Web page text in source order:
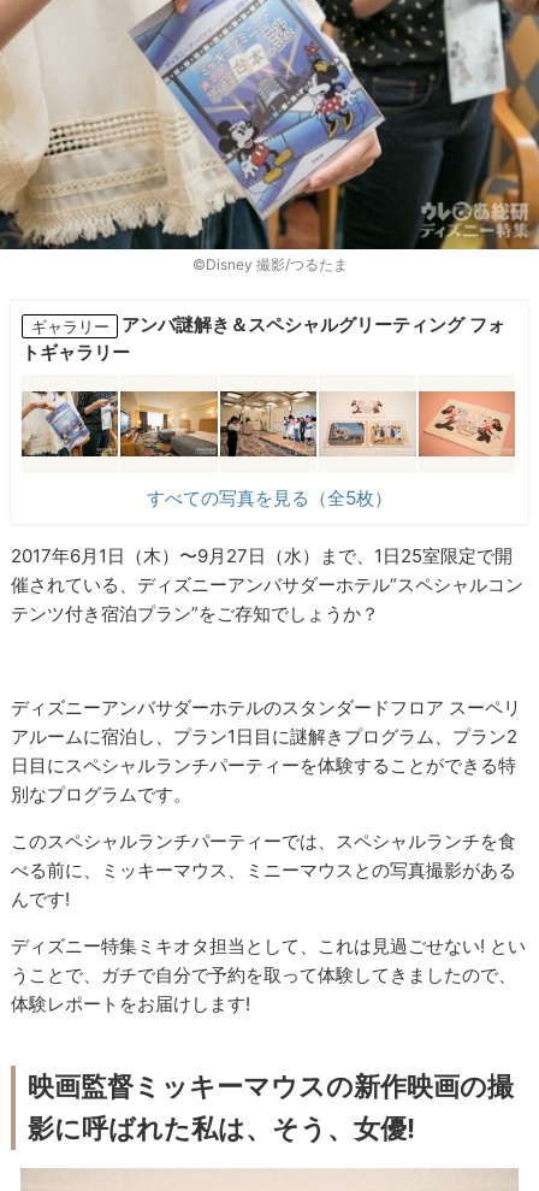
©︎Disney 撮影/つるたま
ギャラリー
アンバ謎解き＆スペシャルグリーティング フォ
トギャラリー
すべての写真を見る（全5枚）
2017年6月1日（木）〜9月27日（水）まで、1日25室限定で開
催されている、ディズニーアンバサダーホテル“スペシャルコン
テンツ付き宿泊プラン”をご存知でしょうか？
ディズニーアンバサダーホテルのスタンダードフロア スーペリ
アルームに宿泊し、プラン1日目に謎解きプログラム、プラン2
日目にスペシャルランチパーティーを体験することができる特
別なプログラムです。
このスペシャルランチパーティーでは、スペシャルランチを食
べる前に、ミッキーマウス、ミニーマウスとの写真撮影がある
んです!
ディズニー特集ミキオタ担当として、これは見過ごせない! とい
うことで、ガチで自分で予約を取って体験してきましたので、
体験レポートをお届けします!
映画監督ミッキーマウスの新作映画の撮
影に呼ばれた私は、そう、女優!